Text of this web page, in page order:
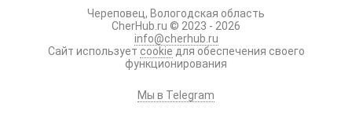
Череповец, Вологодская область
CherHub.ru © 2023 - 2026
info@cherhub.ru
Сайт использует cookie для обеспечения своего
функционирования
Мы в Telegram